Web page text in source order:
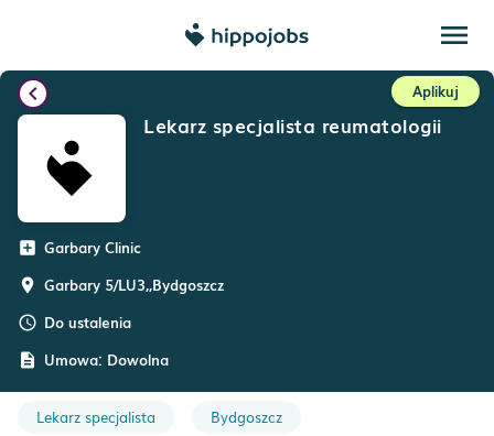
menu
chevron_left Aplikuj
Lekarz specjalista reumatologii
add_box Garbary Clinic
room Garbary 5/LU3,,Bydgoszcz
schedule Do ustalenia
description Umowa: Dowolna
Lekarz specjalista Bydgoszcz